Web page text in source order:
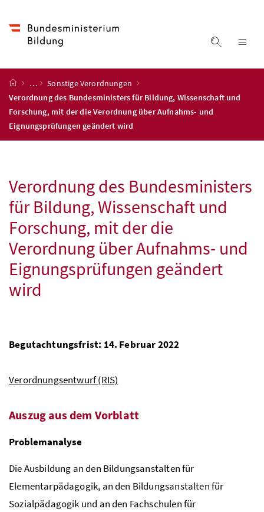
Suche
Startseite
…
Sonstige Verordnungen
Verordnung des Bundesministers für Bildung, Wissenschaft und
Forschung, mit der die Verordnung über Aufnahms- und
Eignungsprüfungen geändert wird
Verordnung des Bundesministers
für Bildung, Wissenschaft und
Forschung, mit der die
Verordnung über Aufnahms- und
Eignungsprüfungen geändert
wird
Begutachtungsfrist: 14. Februar 2022
Verordnungsentwurf (RIS)
Auszug aus dem Vorblatt
Problemanalyse
Die Ausbildung an den Bildungsanstalten für
Elementarpädagogik, an den Bildungsanstalten für
Sozialpädagogik und an den Fachschulen für